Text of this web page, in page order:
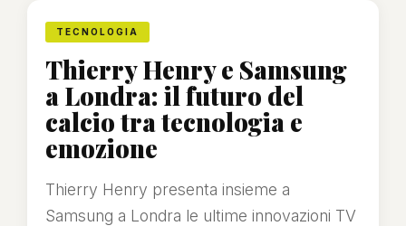
TECNOLOGIA
Thierry Henry e Samsung
a Londra: il futuro del
calcio tra tecnologia e
emozione
Thierry Henry presenta insieme a
Samsung a Londra le ultime innovazioni TV